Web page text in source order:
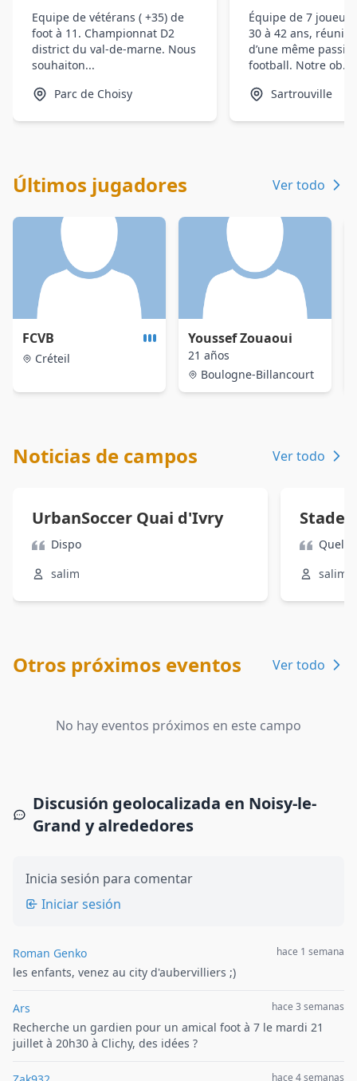
Equipe de vétérans ( +35) de
foot à 11. Championnat D2
district du val-de-marne. Nous
souhaiton...
Parc de Choisy
Équipe de 7
30 à 42 ans, réunis
d’une même
football. Notre ob...
Sartrouville
Últimos jugadores Ver todo
FCVB
Créteil
Youssef Zouaoui
21 años
Boulogne-Billancourt
Noticias de campos Ver todo
UrbanSoccer Quai d'Ivry
Dispo
salim
Stade
Quel
salim
Otros próximos eventos Ver todo
No hay eventos próximos en este campo
Discusión geolocalizada en Noisy-le-
Grand y alrededores
Inicia sesión para comentar
Iniciar sesión
Roman Genko hace 1 semana
les enfants, venez au city d'aubervilliers ;)
Ars hace 3 semanas
Recherche un gardien pour un amical foot à 7 le mardi 21
juillet à 20h30 à Clichy, des idées ?
hace 4 semanas